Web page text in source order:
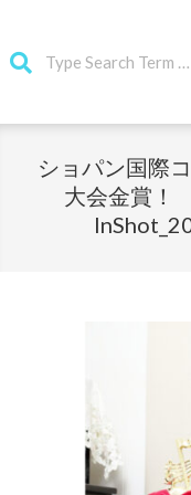
Navigation
ショパン国際
大会金賞！